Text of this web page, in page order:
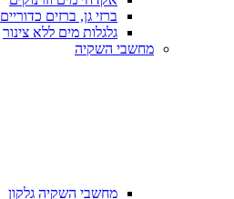
ברזי גן, ברזים כדוריים
גלגלות מים ללא צינור
מחשבי השקיה
מחשבי השקיה גלקון